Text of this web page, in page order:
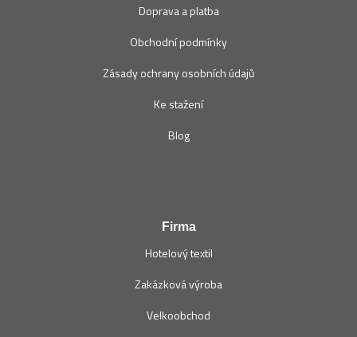
Doprava a platba
Obchodní podmínky
Zásady ochrany osobních údajů
Ke stažení
Blog
Firma
Hotelový textil
Zakázková výroba
Velkoobchod